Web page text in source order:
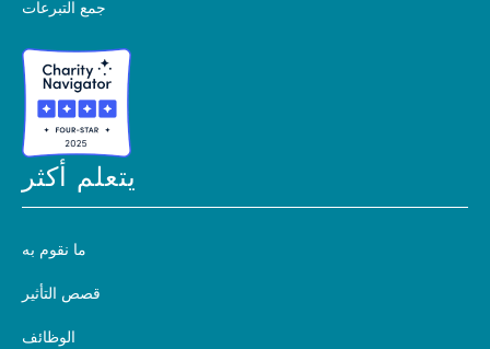
جمع التبرعات
يتعلم أكثر
ما نقوم به
قصص التأثير
الوظائف